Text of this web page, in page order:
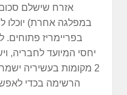
אזרח שישלם
במפלגה אחרת) יוכלו
בפריימריז פתוחים.
יחסי המיועד לחבריה,
2 מקומות בעשיריה
הרשימה בכדי